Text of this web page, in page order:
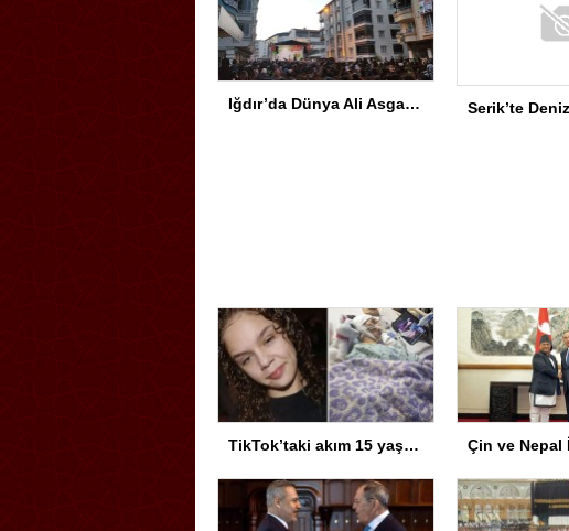
Iğdır’da Dünya Ali Asgar Günü Duygu Dolu Programla İdrak Edildi
TikTok’taki akım 15 yaşındaki kız çocuğunu hayattan kopardı